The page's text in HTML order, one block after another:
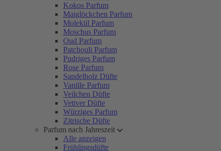
Kokos Parfum
Maiglöckchen Parfum
Molekül Parfum
Moschus Parfum
Oud Parfum
Patchouli Parfum
Pudriges Parfum
Rose Parfum
Sandelholz Düfte
Vanille Parfum
Veilchen Düfte
Vetiver Düfte
Würziges Parfum
Zitrische Düfte
Parfum nach Jahreszeit
Alle anzeigen
Frühlingsdüfte